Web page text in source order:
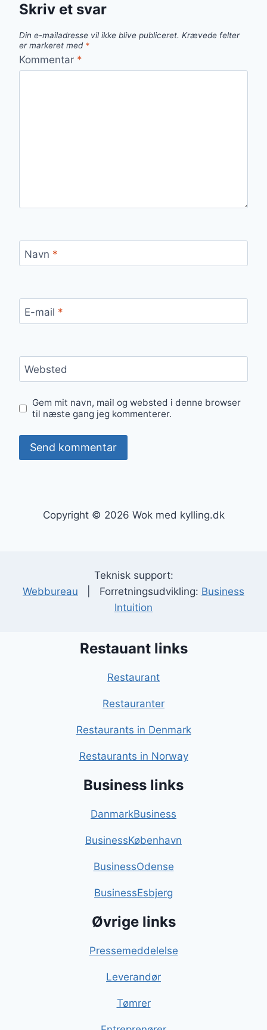
Skriv et svar
Din e-mailadresse vil ikke blive publiceret. Krævede felter
er markeret med *
Kommentar *
Navn *
E-mail *
Websted
Gem mit navn, mail og websted i denne browser
til næste gang jeg kommenterer.
Copyright © 2026 Wok med kylling.dk
Teknisk support:
Webbureau | Forretningsudvikling: Business
Intuition
Restauant links
Restaurant
Restauranter
Restaurants in Denmark
Restaurants in Norway
Business links
DanmarkBusiness
BusinessKøbenhavn
BusinessOdense
BusinessEsbjerg
Øvrige links
Pressemeddelelse
Leverandør
Tømrer